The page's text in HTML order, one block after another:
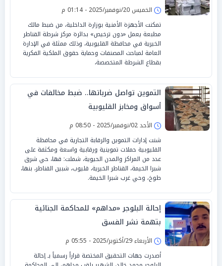
الخميس 20/نوفمبر/2025 - 01:14 م
تمكنت الأجهزة الأمنية بوزارة الداخلية، من ضبط مالك
مطبعة يعمل «دون ترخيص» بدائرة مركز شرطة القناطر
الخيرية في محافظة القليوبية، وذلك ممثلة في الإدارة
العامة لمباحث المصنفات وحماية حقوق الملكية الفكرية
بقطاع الشرطة المتخصصة،
التموين تواصل ضرباتها.. ضبط مخالفات في
أسواق ومخابز القليوبية
الأحد 02/نوفمبر/2025 - 08:50 م
شنت إدارات التموين والرقابة التجارية في محافظة
القليوبية حملات تموينية ورقابية واسعة ومكثفة على
عدد من المراكز والمدن الحيوية، شملت: قها، حي شرق
شبرا الخيمة، القناطر الخيرية، قليوب، شبين القناطر، بنها،
طوخ، وحي غرب شبرا الخيمة.
إحالة البلوجر «مداهم» للمحاكمة الجنائية
بتهمة نشر الفسق
الأربعاء 29/أكتوبر/2025 - 05:55 م
أصدرت جهات التحقيق المختصة قراراً رسمياً بـ إحالة